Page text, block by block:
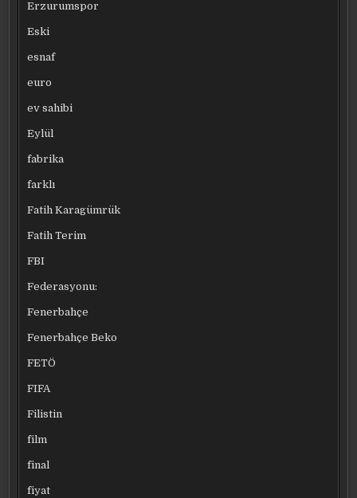
Erzurumspor
Eski
esnaf
euro
ev sahibi
Eylül
fabrika
farklı
Fatih Karagümrük
Fatih Terim
FBI
Federasyonu:
Fenerbahçe
Fenerbahçe Beko
FETÖ
FIFA
Filistin
film
final
fiyat